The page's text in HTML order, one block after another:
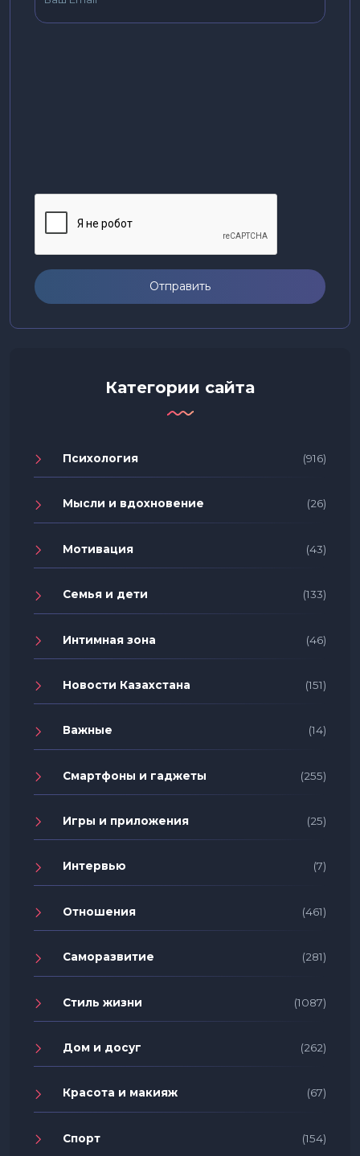
Отправить
Категории сайта
Психология (916)
Мысли и вдохновение (26)
Мотивация (43)
Семья и дети (133)
Интимная зона (46)
Новости Казахстана (151)
Важные (14)
Смартфоны и гаджеты (255)
Игры и приложения (25)
Интервью (7)
Отношения (461)
Саморазвитие (281)
Стиль жизни (1087)
Дом и досуг (262)
Красота и макияж (67)
Спорт (154)